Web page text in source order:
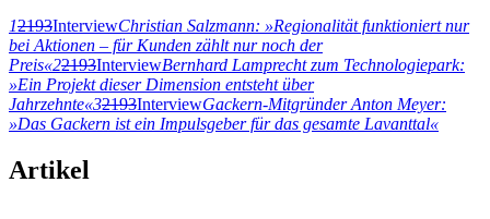
12193InterviewChristian Salzmann: »Regionalität funktioniert nur
bei Aktionen – für Kunden zählt nur noch der
Preis«22193InterviewBernhard Lamprecht zum Technologiepark:
»Ein Projekt dieser Dimension entsteht über
Jahrzehnte«32193InterviewGackern-Mitgründer Anton Meyer:
»Das Gackern ist ein Impulsgeber für das gesamte Lavanttal«
Artikel